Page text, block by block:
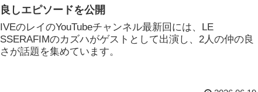
良しエピソードを公開
IVEのレイのYouTubeチャンネル最新回には、LE
SSERAFIMのカズハがゲストとして出演し、2人の仲の良
さが話題を集めています。